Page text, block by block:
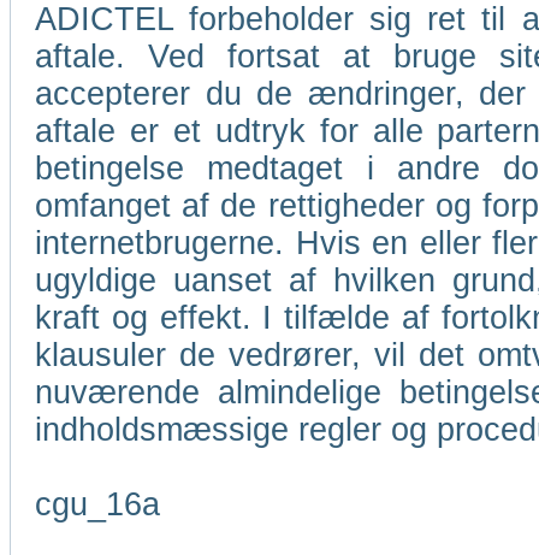
ADICTEL forbeholder sig ret til
aftale. Ved fortsat at bruge
accepterer du de ændringer,
aftale er et udtryk for alle
betingelse medtaget i andre
omfanget af de rettigheder og
internetbrugerne. Hvis en eller
ugyldige uanset af hvilken
kraft og effekt. I tilfælde af
klausuler de vedrører, vil det
nuværende almindelige
indholdsmæssige regler og
cgu_16a